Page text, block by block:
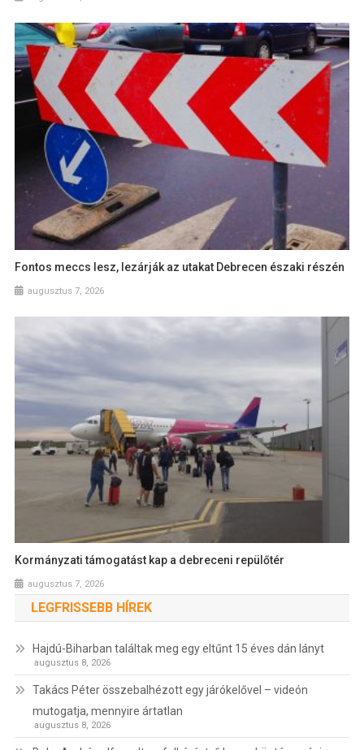
Fontos meccs lesz, lezárják az utakat Debrecen északi részén
augusztus 7, 2026
Kormányzati támogatást kap a debreceni repülőtér
augusztus 7, 2026
LEGFRISSEBB HÍREK
Hajdú-Biharban találtak meg egy eltűnt 15 éves dán lányt
augusztus 8, 2026
Takács Péter összebalhézott egy járókelővel – videón
mutogatja, mennyire ártatlan
augusztus 8, 2026